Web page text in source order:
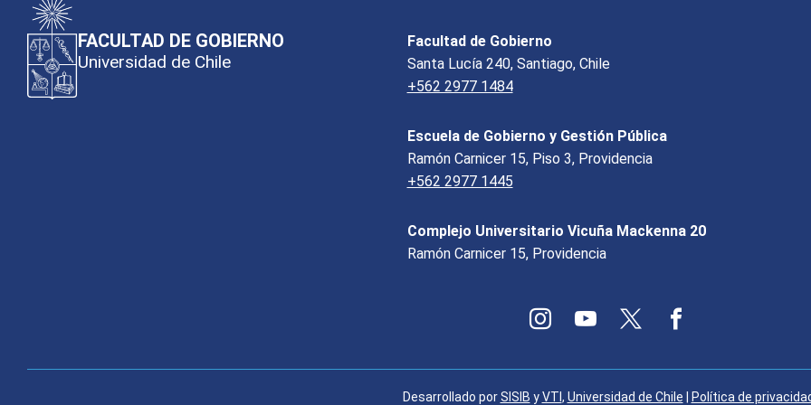
FACULTAD DE GOBIERNO
Universidad de Chile
Facultad de Gobierno
Santa Lucía 240, Santiago, Chile
+562 2977 1484
Escuela de Gobierno y Gestión Pública
Ramón Carnicer 15, Piso 3, Providencia
+562 2977 1445
Complejo Universitario Vicuña Mackenna 20
Ramón Carnicer 15, Providencia
Desarrollado porSISIB yVTI, Universidad de Chile | Política de